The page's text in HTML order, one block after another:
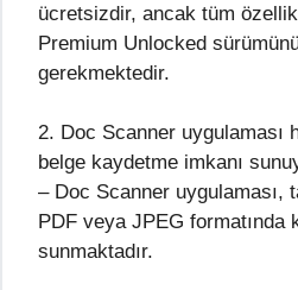
ücretsizdir, ancak tüm
Premium Unlocked
gerekmektedir.
2. Doc Scanner uygulaması
belge kaydetme imkanı
– Doc Scanner uygulaması,
PDF veya JPEG formatında
sunmaktadır.